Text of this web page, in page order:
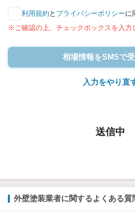
利用規約と プライバシーポリシーに
※ご確認の上、チェックボックスを入力
相場情報をSMSで
入力をやり直
送信中
外壁塗装業者に関するよくある質